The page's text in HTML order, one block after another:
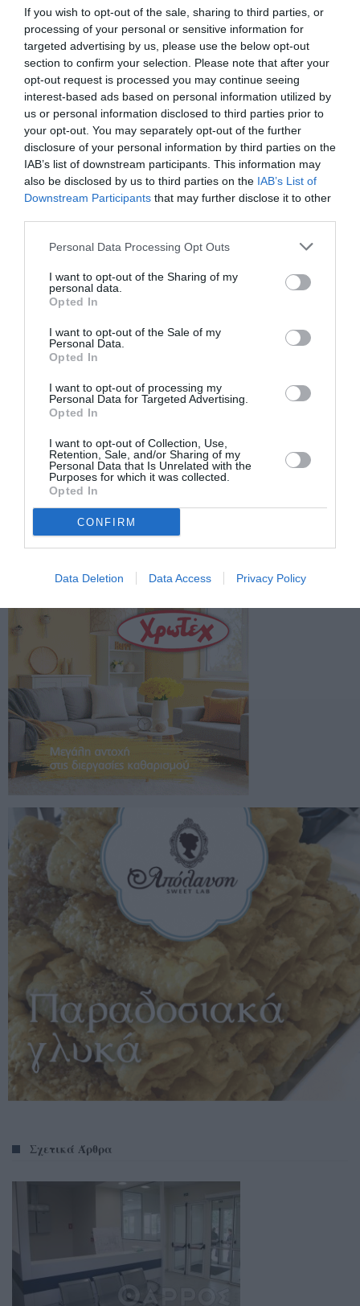
If you wish to opt-out of the sale, sharing to third parties, or
processing of your personal or sensitive information for
targeted advertising by us, please use the below opt-out
section to confirm your selection. Please note that after your
opt-out request is processed you may continue seeing
interest-based ads based on personal information utilized by
us or personal information disclosed to third parties prior to
your opt-out. You may separately opt-out of the further
disclosure of your personal information by third parties on the
IAB’s list of downstream participants. This information may
also be disclosed by us to third parties on the IAB’s List of
Downstream Participants that may further disclose it to other
Personal Data Processing Opt Outs
I want to opt-out of the Sharing of my
personal data.
Opted In
I want to opt-out of the Sale of my
Personal Data.
Opted In
I want to opt-out of processing my
Personal Data for Targeted Advertising.
Opted In
I want to opt-out of Collection, Use,
Retention, Sale, and/or Sharing of my
Personal Data that Is Unrelated with the
Purposes for which it was collected.
Opted In
CONFIRM
Data Deletion Data Access Privacy Policy
κ.κ. Γεωργιάδης και Χρυσοχοΐδης έρχονται έχοντας
στα χαρτοφυλάκιά τους θέματα που άπτονται της
καθημερινότητας των πολιτών, σε δύο πολύ
ευαίσθητους τομείς, όπως είναι η Υγεία και η
Ασφάλεια, και με την προϋπόθεση ότι οι δηλώσεις τους
θα… δώσουν πάσα και για συνέχεια έργων,
αναμένεται να λειάνουν μερικώς τις όποιες
διαμαρτυρίες.
Α.Π
ΝΟΣΟΚΟΜΕΙΟ ΚΑΛΑΜΑΤΑΣ
ΑΔΩΝΙΣ ΓΕΩΡΓΙΑΔΗΣ
ΜΙΧΑΛΗΣ ΧΡΥΣΟΧΟΙΔΗΣ
ΕΝΙΑΙΟ ΣΥΝΤΟΝΙΣΤΙΚΟ ΚΕΝΤΡΟ ΔΗΜΟΤΙΚΗΣ ΚΑΙ
ΕΛΛΗΝΙΚΗΣ ΑΣΤΥΝΟΜΙΑΣ
Facebook
Σχετικά Άρθρα